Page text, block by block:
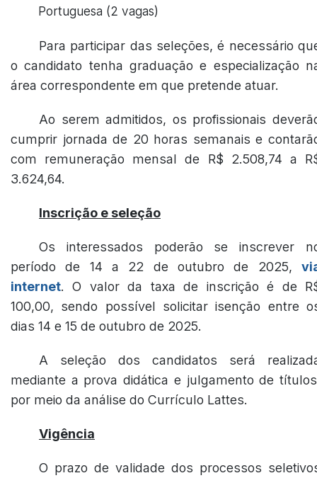
Portuguesa (2 vagas)
Para participar das seleções, é necessário
o candidato tenha graduação e especialização
área correspondente em que pretende atuar.
Ao serem admitidos, os profissionais
cumprir jornada de 20 horas semanais e
com remuneração mensal de R$ 2.508,74 a
3.624,64.
Inscrição e seleção
Os interessados poderão se inscrever
período de 14 a 22 de outubro de 2025,
internet. O valor da taxa de inscrição é de
100,00, sendo possível solicitar isenção entre
dias 14 e 15 de outubro de 2025.
A seleção dos candidatos será
mediante a prova didática e julgamento de
por meio da análise do Currículo Lattes.
Vigência
O prazo de validade dos processos